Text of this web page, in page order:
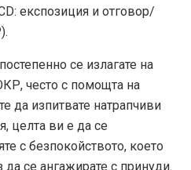
експозиция и отговор/
се излагате на
често с помощта на
да изпитвате натрапчиви
целта ви е да се
с безпокойството, което
се ангажирате с принуди.